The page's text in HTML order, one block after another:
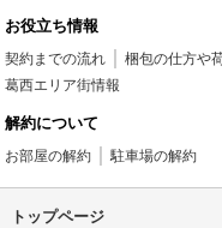
お役立ち情報
契約までの流れ 梱包の仕方や
葛西エリア街情報
解約について
お部屋の解約 駐車場の解約
トップページ